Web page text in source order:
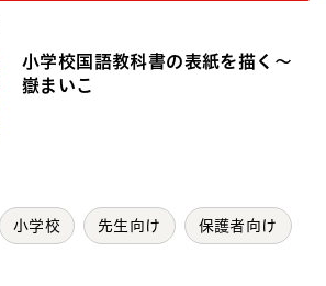
小学校国語教科書の表紙を描く～
嶽まいこ
小学校 先生向け 保護者向け